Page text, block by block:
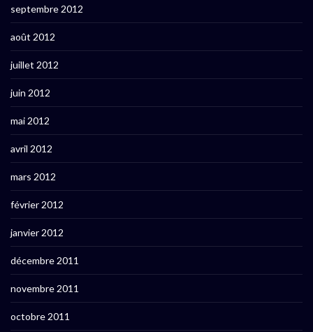
septembre 2012
août 2012
juillet 2012
juin 2012
mai 2012
avril 2012
mars 2012
février 2012
janvier 2012
décembre 2011
novembre 2011
octobre 2011